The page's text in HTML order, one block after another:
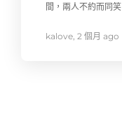
間，兩人不約而同
kalove 2 個月 ago